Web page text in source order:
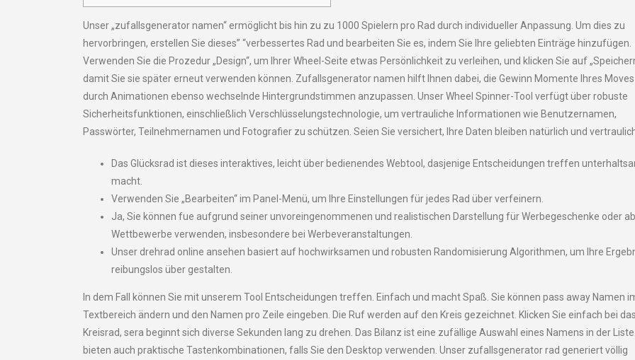
Unser „zufallsgenerator namen“ ermöglicht bis hin zu zu 1000 Spielern pro Rad durch individueller Anpassung. Um dies zu
hervorbringen, erstellen Sie dieses” “verbessertes Rad und bearbeiten Sie es, indem Sie Ihre geliebten Einträge hinzufügen.
Verwenden Sie die Prozedur „Design“, um Ihrer Wheel-Seite etwas Persönlichkeit zu verleihen, und klicken Sie auf
damit Sie sie später erneut verwenden können. Zufallsgenerator namen hilft Ihnen dabei, die Gewinn Momente Ihres Moves
durch Animationen ebenso wechselnde Hintergrundstimmen anzupassen. Unser Wheel Spinner-Tool verfügt über robuste
Sicherheitsfunktionen, einschließlich Verschlüsselungstechnologie, um vertrauliche Informationen wie Benutzernamen,
Passwörter, Teilnehmernamen und Fotografier zu schützen. Seien Sie versichert, Ihre Daten bleiben natürlich und
Das Glücksrad ist dieses interaktives, leicht über bedienendes Webtool, dasjenige Entscheidungen treffen
macht.
Verwenden Sie „Bearbeiten“ im Panel-Menü, um Ihre Einstellungen für jedes Rad über verfeinern.
Ja, Sie können fue aufgrund seiner unvoreingenommenen und realistischen Darstellung für Werbegeschenke oder
Wettbewerbe verwenden, insbesondere bei Werbeveranstaltungen.
Unser drehrad online ansehen basiert auf hochwirksamen und robusten Randomisierung Algorithmen, um Ihre
reibungslos über gestalten.
In dem Fall können Sie mit unserem Tool Entscheidungen treffen. Einfach und macht Spaß. Sie können pass away Namen
Textbereich ändern und den Namen pro Zeile eingeben. Die Ruf werden auf den Kreis gezeichnet. Klicken Sie einfach bei das
Kreisrad, sera beginnt sich diverse Sekunden lang zu drehen. Das Bilanz ist eine zufällige Auswahl eines Namens in der
bieten auch praktische Tastenkombinationen, falls Sie den Desktop verwenden. Unser zufallsgenerator rad generiert völlig